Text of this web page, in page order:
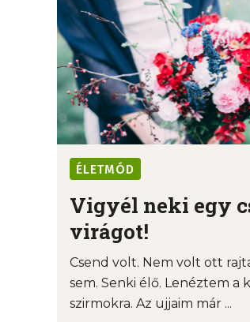
ÉLETMÓD
Vigyél neki egy
virágot!
Csend volt. Nem volt ott
sem. Senki élő. Lenéztem a
szirmokra. Az ujjaim már ...